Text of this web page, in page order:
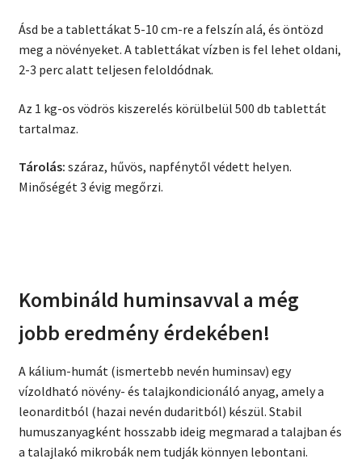
Ásd be a tablettákat 5-10 cm-re a felszín alá, és öntözd
meg a növényeket. A tablettákat vízben is fel lehet oldani,
2-3 perc alatt teljesen feloldódnak.
Az 1 kg-os vödrös kiszerelés körülbelül 500 db tablettát
tartalmaz.
Tárolás: száraz, hűvös, napfénytől védett helyen.
Minőségét 3 évig megőrzi.
Kombináld huminsavval a még
jobb eredmény érdekében!
A kálium-humát (ismertebb nevén huminsav) egy
vízoldható növény- és talajkondicionáló anyag, amely a
leonarditból (hazai nevén dudaritból) készül. Stabil
humuszanyagként hosszabb ideig megmarad a talajban és
a talajlakó mikrobák nem tudják könnyen lebontani.